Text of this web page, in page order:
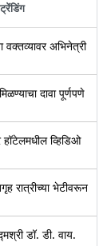
ट्रेंडिंग
अभिनेत्री
दावा पूर्णपणे
व्हिडिओ
रात्रीच्या भेटीवरून
डॉ. डी. वाय.